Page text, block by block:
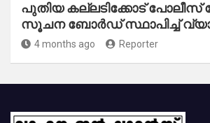
പുതിയ കല്ലടിക്കോട് പോലീസ്
സൂചന ബോർഡ് സ്ഥാപിച്ച്
4 months ago Reporter